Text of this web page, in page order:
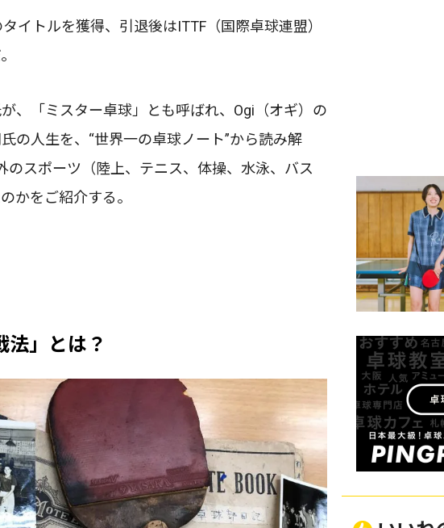
イトルを獲得、引退後はITTF（国際卓球連盟）
、「ミスター卓球」とも呼ばれ、Ogi（オギ）の
の人生を、“世界一の卓球ノート”から読み解
のスポーツ（陸上、テニス、体操、水泳、バス
かをご紹介する。
法」とは？